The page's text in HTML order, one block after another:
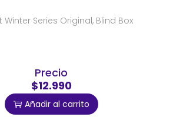
Winter Series Original, Blind Box
Precio
$12.990
Añadir al carrito